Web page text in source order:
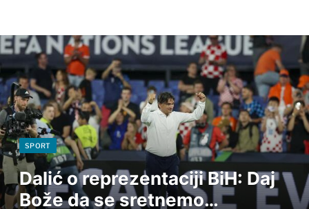
SPORT
Dalić o reprezentaciji BiH: Daj
Bože da se sretnemo…